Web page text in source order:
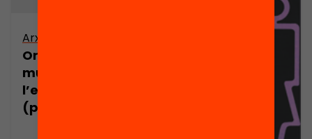
Arxiu
Orígens
mundials de
l’escoltisme
(part 2)